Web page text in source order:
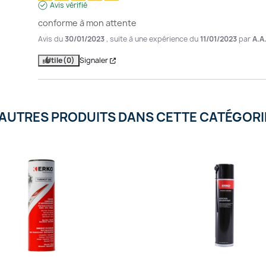
Avis vérifié
conforme à mon attente
Avis du 30/01/2023, suite à une expérience du11/01/2023 par
Utile(0) Signaler
PRODUITS DANS CETTE